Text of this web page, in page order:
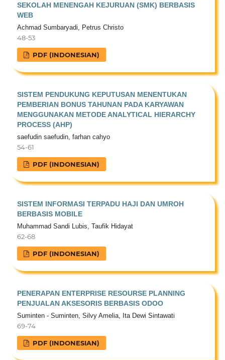
SEKOLAH MENENGAH KEJURUAN (SMK) BERBASIS
WEB
Achmad Sumbaryadi, Petrus Christo
48-53
PDF (INDONESIAN)
SISTEM PENDUKUNG KEPUTUSAN MENENTUKAN
PEMBERIAN BONUS TAHUNAN PADA KARYAWAN
MENGGUNAKAN METODE ANALYTICAL HIERARCHY
PROCESS (AHP)
saefudin saefudin, farhan cahyo
54-61
PDF (INDONESIAN)
SISTEM INFORMASI TERPADU HAJI DAN UMROH
BERBASIS MOBILE
Muhammad Sandi Lubis, Taufik Hidayat
62-68
PDF (INDONESIAN)
PENERAPAN ENTERPRISE RESOURSE PLANNING
PENJUALAN AKSESORIS BERBASIS ODOO
Suminten - Suminten, Silvy Amelia, Ita Dewi Sintawati
69-74
PDF (INDONESIAN)